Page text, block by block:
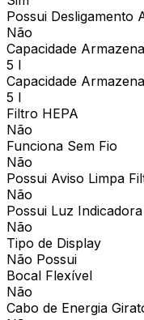
Possui Desligamento
Não
Capacidade
5 l
Capacidade
5 l
Filtro HEPA
Não
Funciona Sem Fio
Não
Possui Aviso Limpa
Não
Possui Luz
Não
Tipo de Display
Não Possui
Bocal Flexível
Não
Cabo de Energia